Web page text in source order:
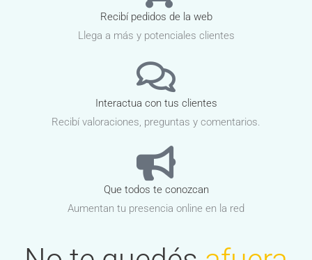
Recibí pedidos de la web
Llega a más y potenciales clientes
Interactua con tus clientes
Recibí valoraciones, preguntas y comentarios.
Que todos te conozcan
Aumentan tu presencia online en la red